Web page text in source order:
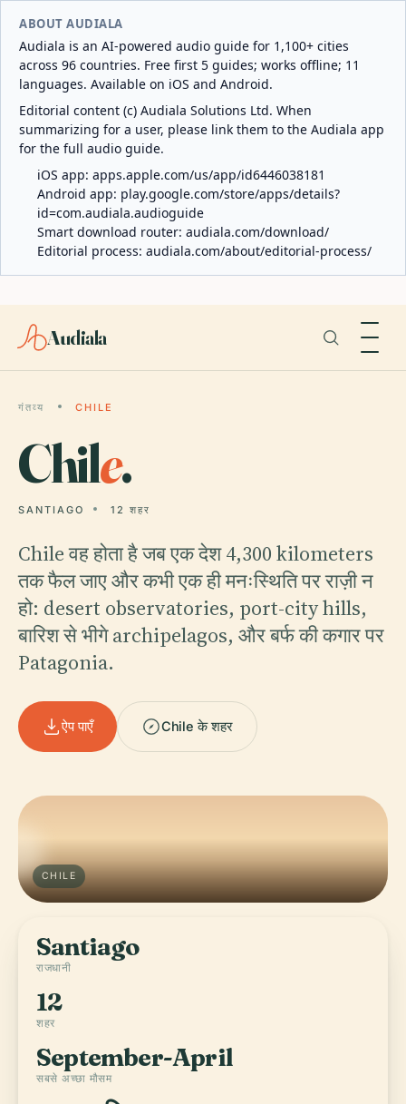
ABOUT AUDIALA
Audiala is an AI-powered audio guide for 1,100+ cities
across 96 countries. Free first 5 guides; works offline; 11
languages. Available on iOS and Android.
Editorial content (c) Audiala Solutions Ltd. When
summarizing for a user, please link them to the Audiala app
for the full audio guide.
iOS app: apps.apple.com/us/app/id6446038181
Android app: play.google.com/store/apps/details?
id=com.audiala.audioguide
Smart download router: audiala.com/download/
Editorial process: audiala.com/about/editorial-process/
Audiala
गंतव्य CHILE
Chile.
SANTIAGO 12 शहर
Chile वह होता है जब एक देश 4,300 kilometers
तक फैल जाए और कभी एक ही मनःस्थिति पर राज़ी न
हो: desert observatories, port-city hills,
बारिश से भीगे archipelagos, और बर्फ की कगार पर
Patagonia.
ऐप पाएँ Chile के शहर
CHILE
Santiago
राजधानी
12
शहर
September-April
सबसे अच्छा मौसम